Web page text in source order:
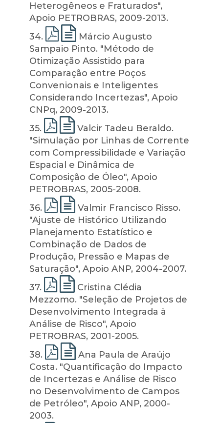
Heterogêneos e Fraturados",
Apoio PETROBRAS, 2009-2013.
34.
Márcio Augusto
Sampaio Pinto. "Método de
Otimização Assistido para
Comparação entre Poços
Convenionais e Inteligentes
Considerando Incertezas", Apoio
CNPq, 2009-2013.
35.
Valcir Tadeu Beraldo.
"Simulação por Linhas de Corrente
com Compressibilidade e Variação
Espacial e Dinâmica de
Composição de Óleo", Apoio
PETROBRAS, 2005-2008.
36.
Valmir Francisco Risso.
"Ajuste de Histórico Utilizando
Planejamento Estatístico e
Combinação de Dados de
Produção, Pressão e Mapas de
Saturação", Apoio ANP, 2004-2007.
37.
Cristina Clédia
Mezzomo. "Seleção de Projetos de
Desenvolvimento Integrada à
Análise de Risco", Apoio
PETROBRAS, 2001-2005.
38.
Ana Paula de Araújo
Costa. "Quantificação do Impacto
de Incertezas e Análise de Risco
no Desenvolvimento de Campos
de Petróleo", Apoio ANP, 2000-
2003.